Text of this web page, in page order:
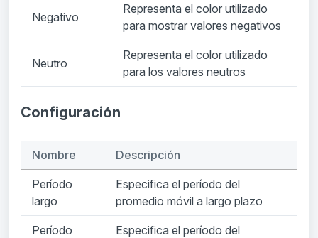
Negativo
Representa el color utilizado
para mostrar valores negativos
Neutro
Representa el color utilizado
para los valores neutros
Configuración
Nombre Descripción
Período
largo
Especifica el período del
promedio móvil a largo plazo
Período
Especifica el período del